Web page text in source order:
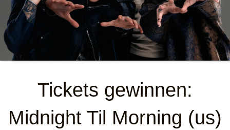
Tickets gewinnen:
Midnight Til Morning (us)